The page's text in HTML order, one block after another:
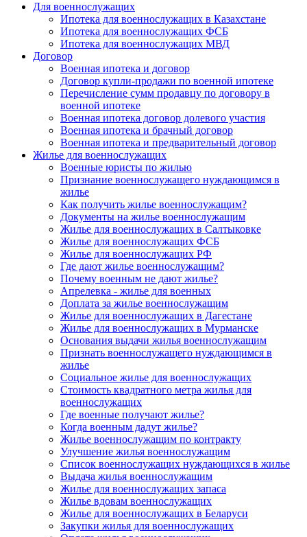
Для военнослужащих
Ипотека для военнослужащих в Казахстане
Ипотека для военнослужащих ФСБ
Ипотека для военнослужащих МВД
Договор
Военная ипотека и договор
Договор купли-продажи по военной ипотеке
Перечисление сумм продавцу по договору в
военной ипотеке
Военная ипотека договор долевого участия
Военная ипотека и брачный договор
Военная ипотека и предварительный договор
Жилье для военнослужащих
Военные юристы по жилью
Признание военнослужащего нуждающимся в
жилье
Как получить жилье военнослужащим?
Документы на жилье военнослужащим
Жилье для военнослужащих в Салтыковке
Жилье для военнослужащих ФСБ
Жилье для военнослужащих РФ
Где дают жилье военнослужащим?
Почему военным не дают жилье?
Апрелевка - жилье для военных
Доплата за жилье военнослужащим
Жилье для военнослужащих в Дагестане
Жилье для военнослужащих в Мурманске
Основания выдачи жилья военнослужащим
Признать военнослужащего нуждающимся в
жилье
Социальное жилье для военнослужащих
Стоимость квадратного метра жилья для
военнослужащих
Где военные получают жилье?
Когда военным дадут жилье?
Жилье военнослужащим по контракту
Улучшение жилья военнослужащим
Список военнослужащих нуждающихся в жилье
Выдача жилья военнослужащим
Жилье для военнослужащих запаса
Жилье вдовам военнослужащих
Жилье для военнослужащих в Беларуси
Закупки жилья для военнослужащих